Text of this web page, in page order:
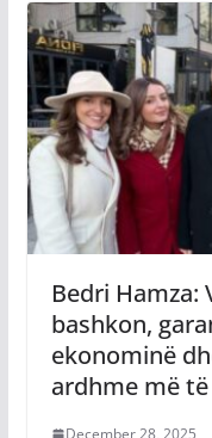
Bedri Hamza:
bashkon,
ekonominë
ardhme më